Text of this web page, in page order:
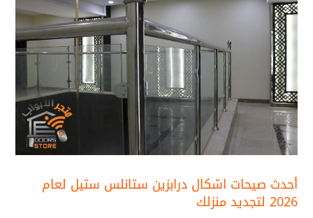
أحدث صيحات اشكال درابزين ستانلس ستيل​ لعام
2026 لتجديد منزلك